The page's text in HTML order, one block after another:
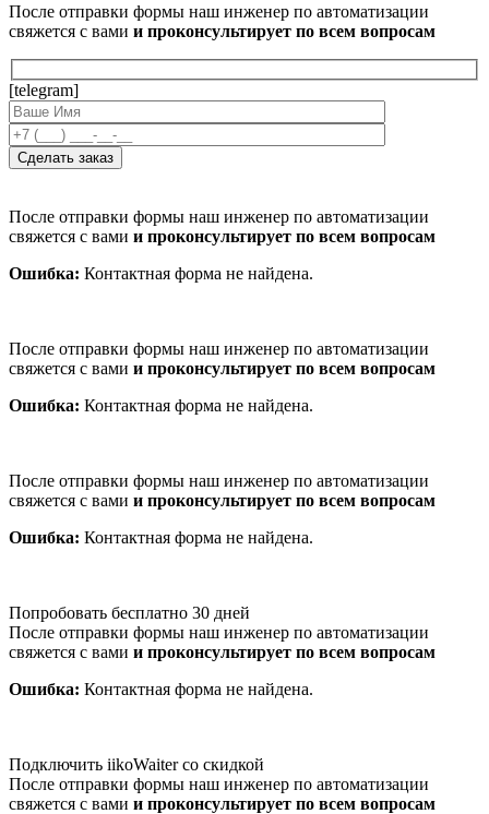
После отправки формы наш инженер по автоматизации
свяжется с вами и проконсультирует по всем вопросам
[telegram]
После отправки формы наш инженер по автоматизации
свяжется с вами и проконсультирует по всем вопросам
Ошибка: Контактная форма не найдена.
После отправки формы наш инженер по автоматизации
свяжется с вами и проконсультирует по всем вопросам
Ошибка: Контактная форма не найдена.
После отправки формы наш инженер по автоматизации
свяжется с вами и проконсультирует по всем вопросам
Ошибка: Контактная форма не найдена.
Попробовать бесплатно 30 дней
После отправки формы наш инженер по автоматизации
свяжется с вами и проконсультирует по всем вопросам
Ошибка: Контактная форма не найдена.
Подключить iikoWaiter со скидкой
После отправки формы наш инженер по автоматизации
свяжется с вами и проконсультирует по всем вопросам